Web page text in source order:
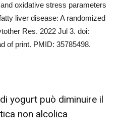
oxidative stress parameters
liver disease: A randomized
Res. 2022 Jul 3. doi:
of print. PMID: 35785498.
yogurt può diminuire il
non alcolica